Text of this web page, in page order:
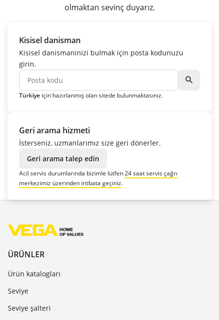
olmaktan sevinç duyarız.
Kisisel danisman
Kisisel danismaninizi bulmak için posta kodunuzu
girin.
search
Türkiye için hazırlanmış olan sitede bulunmaktasınız.
Geri arama hizmeti
İsterseniz, uzmanlarımız size geri dönerler.
Geri arama talep edin
Acil servis durumlarında bizimle lütfen24 saat servis çağrı
merkezimiz üzerinden irtibata geçiniz.
ÜRÜNLER
Ürün katalogları
Seviye
Seviye şalteri